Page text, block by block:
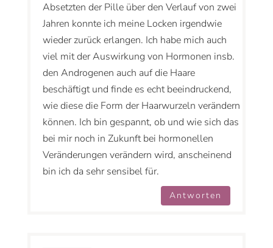
Absetzten der Pille über den Verlauf von zwei
Jahren konnte ich meine Locken irgendwie
wieder zurück erlangen. Ich habe mich auch
viel mit der Auswirkung von Hormonen insb.
den Androgenen auch auf die Haare
beschäftigt und finde es echt beeindruckend,
wie diese die Form der Haarwurzeln verändern
können. Ich bin gespannt, ob und wie sich das
bei mir noch in Zukunft bei hormonellen
Veränderungen verändern wird, anscheinend
bin ich da sehr sensibel für.
Antworten